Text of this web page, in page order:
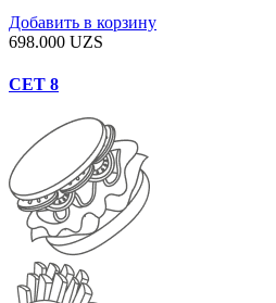
Добавить в корзину
698.000 UZS
СЕТ 8